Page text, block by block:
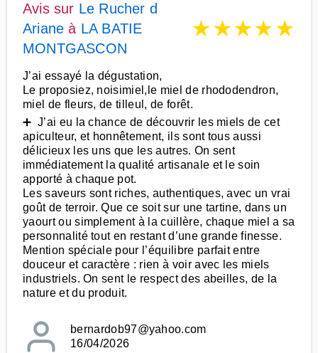
Avis sur Le Rucher d
Ariane à LA BATIE
MONTGASCON
★★★★★
J’ai essayé la dégustation,
Le proposiez, noisimiel,le miel de rhododendron,
miel de fleurs, de tilleul, de forêt.
➕ J’ai eu la chance de découvrir les miels de cet
apiculteur, et honnêtement, ils sont tous aussi
délicieux les uns que les autres. On sent
immédiatement la qualité artisanale et le soin
apporté à chaque pot.
Les saveurs sont riches, authentiques, avec un vrai
goût de terroir. Que ce soit sur une tartine, dans un
yaourt ou simplement à la cuillère, chaque miel a sa
personnalité tout en restant d’une grande finesse.
Mention spéciale pour l’équilibre parfait entre
douceur et caractère : rien à voir avec les miels
industriels. On sent le respect des abeilles, de la
nature et du produit.
bernardob97@yahoo.com
16/04/2026